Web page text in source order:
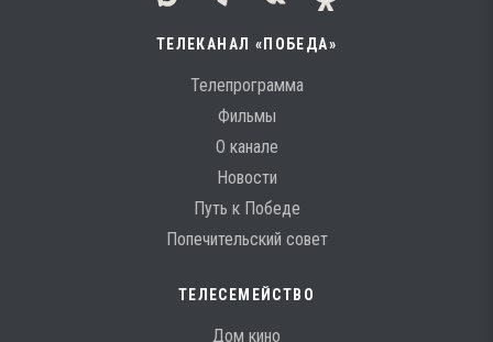
ТЕЛЕКАНАЛ «ПОБЕДА»
Телепрограмма
Фильмы
О канале
Новости
Путь к Победе
Попечительский совет
ТЕЛЕСЕМЕЙСТВО
Дом кино